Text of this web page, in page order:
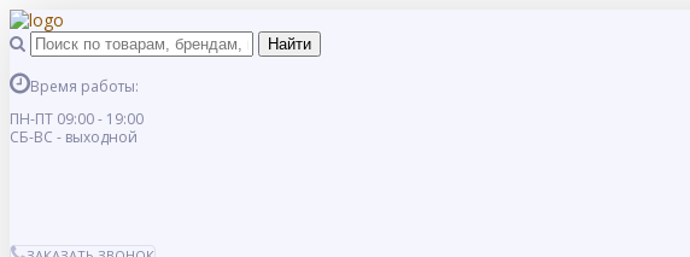
Время работы:
ПН-ПТ 09:00 - 19:00
СБ-ВС - выходной